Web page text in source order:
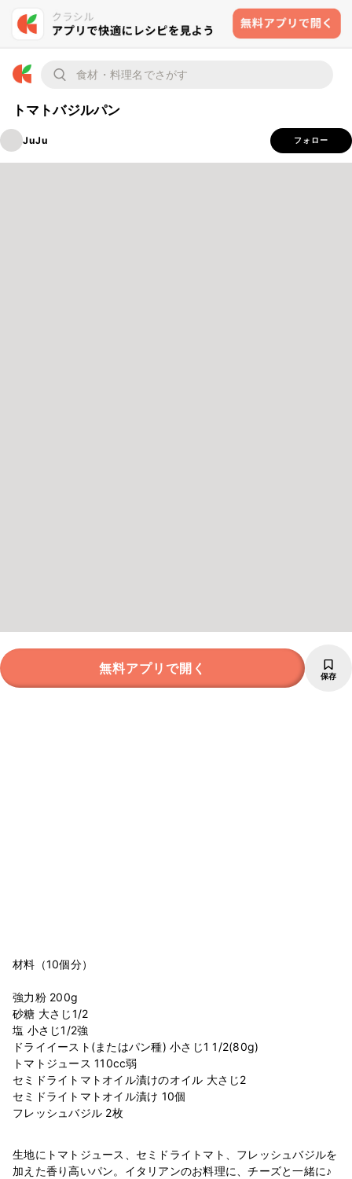
トマトバジルパン
JuJu フォロー
無料アプリで開く 保存
材料（10個分）
強力粉 200g
砂糖 大さじ1/2
塩 小さじ1/2強
ドライイースト(またはパン種) 小さじ1 1/2(80g)
トマトジュース 110cc弱
セミドライトマトオイル漬けのオイル 大さじ2
セミドライトマトオイル漬け 10個
生地にトマトジュース、セミドライトマト、フレッシュバジルを
加えた香り高いパン。イタリアンのお料理に、チーズと一緒に♪